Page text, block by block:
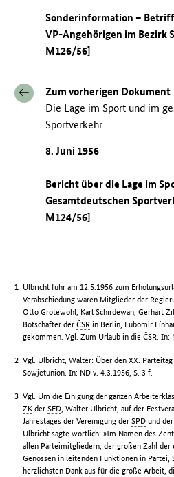
Sonderinformation –
VP-Angehörigen im Bezirk
M126/56]
Zum vorherigen Dokument
Die Lage im Sport und im
Sportverkehr
8. Juni 1956
Bericht über die Lage im
Gesamtdeutschen
M124/56]
Ulbricht fuhr am 12.5.1956 zum
Verabschiedung waren Mitglieder der
Otto Grotewohl, Karl Schirdewan, Gerhart
Botschafter derČSR in Berlin, Lubomir
gekommen. Vgl. Zum Urlaub in dieČSR. In:
Vgl. Ulbricht, Walter: Über den XX.
Sowjetunion. In: ND v. 4.3.1956, S. 3 f.
Vgl. Um die Einigung der ganzen
ZK derSED, Walter Ulbricht, auf der
Jahrestages der Vereinigung derSPD und der
Ulbricht sagte wörtlich: »Im Namen des
allen Parteimitgliedern, der großen Zahl
Genossen in leitenden Funktionen in Partei,
herzlichsten Dank aus für die große Arbeit,